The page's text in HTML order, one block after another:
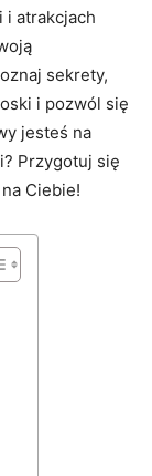
i atrakcjach
sekrety,
i ​pozwól ⁢się⁣
jesteś na⁤
Przygotuj⁣ się
Ciebie!